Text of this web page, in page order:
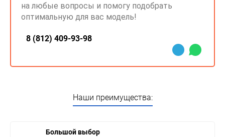
на любые вопросы и помогу подобрать
оптимальную для вас модель!
8 (812) 409-93-98
Наши преимущества:
Большой выбор